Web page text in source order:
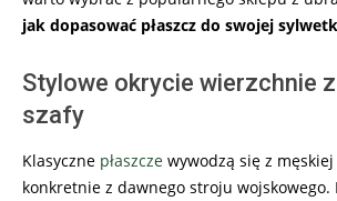
jak dopasować płaszcz do swojej
Stylowe okrycie wierzchnie
szafy
Klasyczne płaszcze wywodzą się z
konkretnie z dawnego stroju wojskowego.